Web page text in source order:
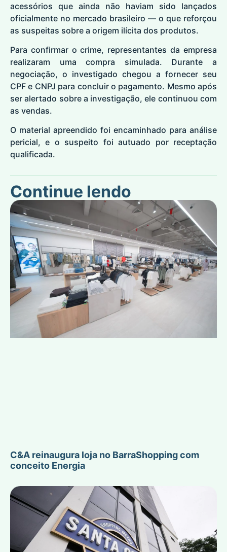
acessórios que ainda não haviam sido lançados
oficialmente no mercado brasileiro — o que reforçou
as suspeitas sobre a origem ilícita dos produtos.
Para confirmar o crime, representantes da empresa
realizaram uma compra simulada. Durante a
negociação, o investigado chegou a fornecer seu
CPF e CNPJ para concluir o pagamento. Mesmo após
ser alertado sobre a investigação, ele continuou com
as vendas.
O material apreendido foi encaminhado para análise
pericial, e o suspeito foi autuado por receptação
qualificada.
Continue lendo
C&A reinaugura loja no BarraShopping com
conceito Energia